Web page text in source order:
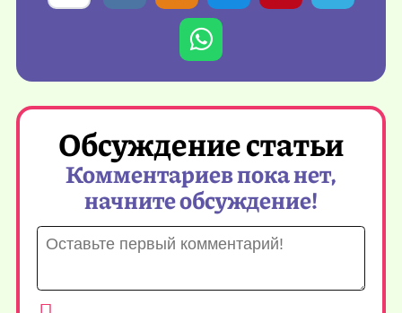
Обсуждение статьи
Комментариев пока нет,
начните обсуждение!